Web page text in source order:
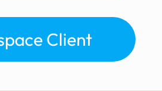
Client